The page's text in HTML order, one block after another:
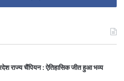
राज्य चैंपियन : ऐतिहासिक जीत हुआ भव्य